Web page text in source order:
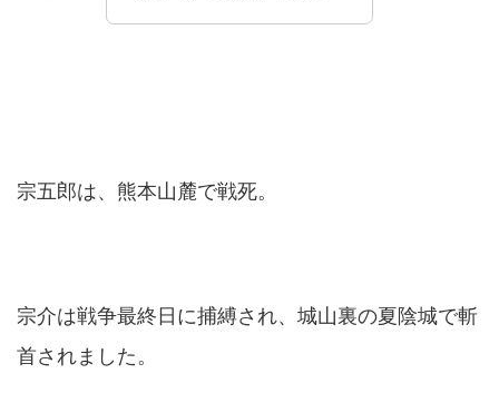
宗五郎は、熊本山麓で戦死。
宗介は戦争最終日に捕縛され、城山裏の夏陰城で斬
首されました。